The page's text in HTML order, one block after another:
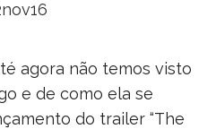
agora não temos visto
e de como ela se
do trailer “The